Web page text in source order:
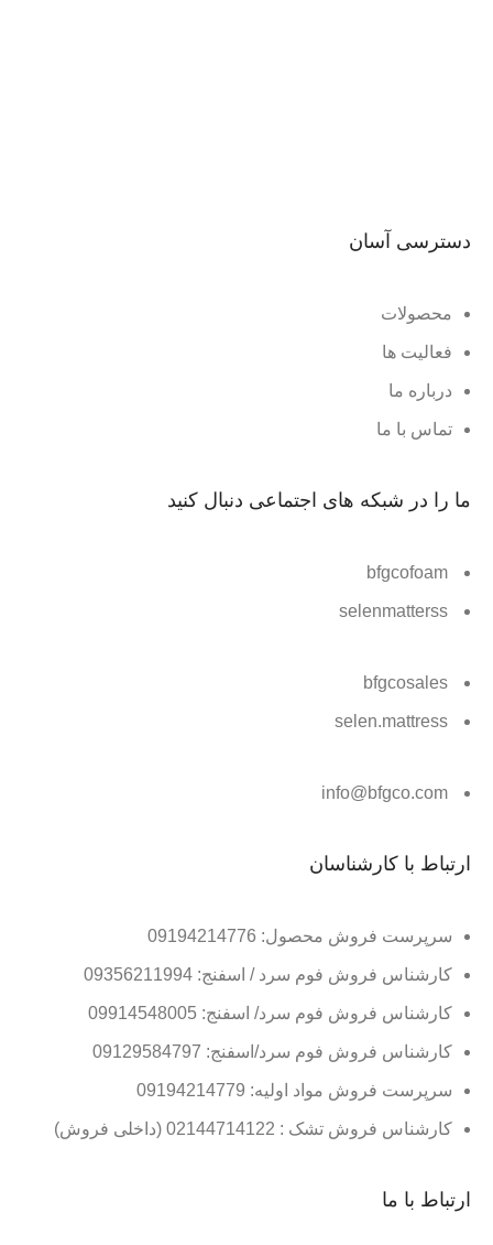
دسترسی آسان
محصولات
فعالیت ها
درباره ما
تماس با ما
ما را در شبکه های اجتماعی دنبال کنید
bfgcofoam
selenmatterss
bfgcosales
selen.mattress
info@bfgco.com
ارتباط با کارشناسان
سرپرست فروش محصول: 09194214776
کارشناس فروش فوم سرد / اسفنج: 09356211994
کارشناس فروش فوم سرد/ اسفنج: 09914548005
کارشناس فروش فوم سرد/اسفنج: 09129584797
سرپرست فروش مواد اولیه: 09194214779
کارشناس فروش تشک : 02144714122 (داخلی فروش)
ارتباط با ما